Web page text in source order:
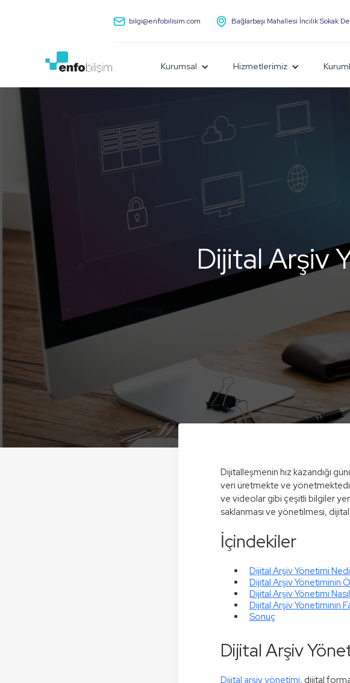
bilgi@enfobilisim.com Bağlarbaşı Mahallesi İncilik Sokak
Kurumsal Hizmetlerimiz
Dijital Arşiv
Dijitalleşmenin hız kazandığı
veri üretmekte ve
ve videolar gibi çeşitli bilgiler
saklanması ve yönetilmesi,
İçindekiler
Dijital Arşiv Yönetimi
Dijital Arşiv Yönetiminin
Dijital Arşiv Yönetimi Nasıl
Dijital Arşiv Yönetiminin
Sonuç
Dijital Arşiv
Dijital arşiv yönetimi, dijital